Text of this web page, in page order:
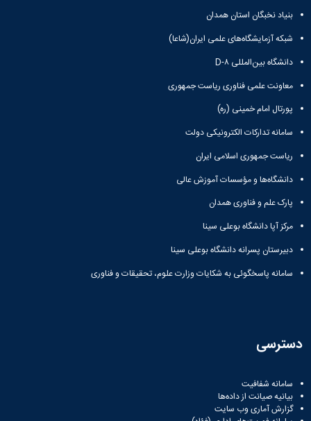
بنیاد نخبگان استان همدان
شبکه آزمایشگاه‌های علمی ایران(شاعا)
دانشگاه بین‌المللی D-۸
معاونت علمی فناوری ریاست جمهوری
پورتال امام خمینی (ره)
سامانه تدارکات الکترونیکی دولت
ریاست جمهوری اسلامی ایران
دانشگاه‌ها و مؤسسات آموزش عالی
پارک علم و فناوری همدان
مرکز آپا دانشگاه بوعلی سینا
دبیرستان پسرانه دانشگاه بوعلی سینا
سامانه پاسخگوئی به شکایات وزارت علوم، تحقیقات و فناوری
دسترسی
سامانه شفافیت
بیانیه صیانت از داده‌ها
گزارش آماری وب‌ سایت